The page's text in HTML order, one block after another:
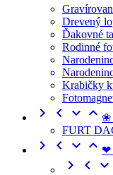
Drevený
Ďakovné
Rodinné
Krabičky
    ❀
FURT
    ❤
  